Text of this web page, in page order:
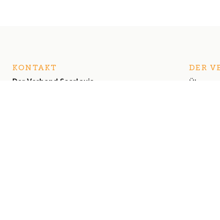
KONTAKT
Der Verband Saarlouis
DER
Über uns